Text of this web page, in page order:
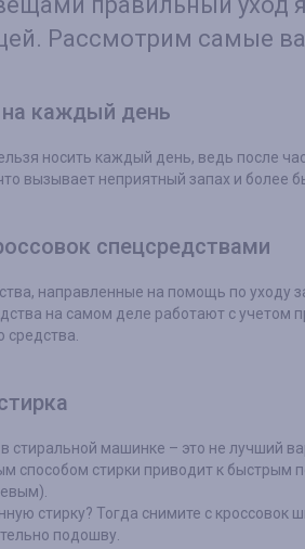
Рассмотрим самые
каждый день
носить каждый день, ведь после
вызывает неприятный запах и более
спецсредствами
направленные на помощь по уходу
на самом деле работают с учетом
средства.
стиральной машинке – это не лучший
способом стирки приводит к быстрым
стирку? Тогда снимите с кроссовок
подошву.